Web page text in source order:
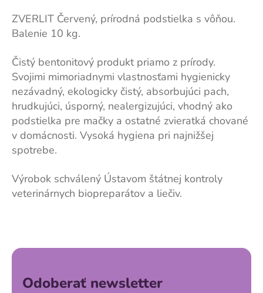
ZVERLIT Červený, prírodná podstielka s vôňou​.
Balenie 10 kg.
Čistý bentonitový produkt priamo z prírody.
Svojimi mimoriadnymi vlastnosťami hygienicky
nezávadný, ekologicky čistý, absorbujúci pach,
hrudkujúci, úsporný, nealergizujúci, vhodný ako
podstielka pre mačky a ostatné zvieratká chované
v domácnosti. Vysoká hygiena pri najnižšej
spotrebe.
Výrobok schválený Ústavom štátnej kontroly
veterinárnych biopreparátov a liečiv.
Odoberať newsletter